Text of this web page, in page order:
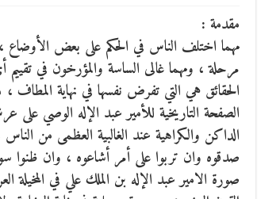
مقدمة :
مهما اختلف الناس في الحكم على بعض الأوضاع ،
مرحلة ، ومهما غالى الساسة والمؤرخون في
الحقائق هي التي تفرض نفسها في نهاية
الداكن والكراهية عند الغالبية العظمى من
صدقوه وان تربوا على أمر أشاعوه ، وان ظنوا
صورة الامير عبد الإله بن الملك علي في المخيلة